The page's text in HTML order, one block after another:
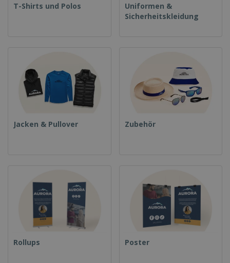
T-Shirts und Polos
Uniformen &
Sicherheitskleidung
Jacken & Pullover Zubehör
Rollups Poster